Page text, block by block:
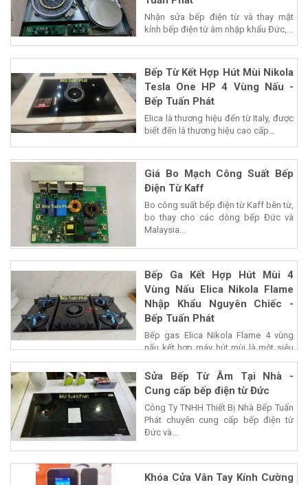
Nhận sửa bếp điện từ và thay mặt
kính bếp điện từ âm nhập khẩu Đức,...
Bếp Từ Kết Hợp Hút Mùi Nikola
Tesla One HP 4 Vùng Nấu -
Bếp Tuấn Phát
Elica là thương hiệu đến từ Italy, được
biết đến là thương hiệu cao cấp...
Giá Bo Mạch Công Suất Bếp
Điện Từ Kaff
Bo công suất bếp điện từ Kaff bên từ,
bo thay cho các dòng bếp Đức và
Malaysia...
Bếp Ga Kết Hợp Hút Mùi 4
Vùng Nấu Elica Nikola Flame
Nhập Khẩu Nguyên Chiếc -
Bếp Tuấn Phát
Bếp gas Elica Nikola Flame 4 vùng
nấu kết hợp máy hút mùi là một siêu
phẩm của...
Sửa Bếp Từ Âm Tại Nhà -
Cung cấp bếp điện từ Đức
Công Ty TNHH Thiết Bị Nhà Bếp Tuấn
Phát chuyên cung cấp bếp điện từ
Đức và...
Khóa Cửa Vân Tay Kính Cường